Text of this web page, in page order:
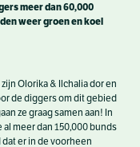
meer dan 60,000
weer groen en koel
Olorika & Ilchalia dor en
de diggers om dit gebied
ze graag samen aan! In
meer dan 150,000 bunds
er in de voorheen